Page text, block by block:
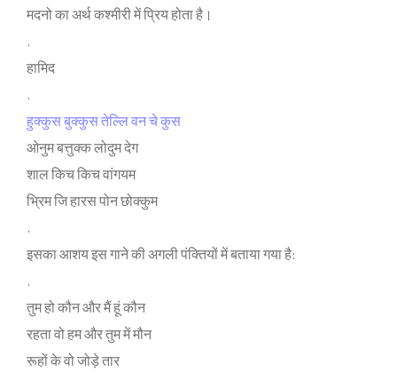
मदनो का अर्थ कश्‍मीरी में प्रिय होता है।
.
हामिद
.
हुक्‍कुस बुक्‍कुस तेल्लि वन चे कुस
ओनुम बत्तुक्‍क लोदुम देग
शाल किच किच वांगयम
भ्रिम जि हारस पोन छोक्‍कुम
.
इसका आशय इस गाने की अगली पंक्‍तियों में बताया गया है:
.
तुम हो कौन और मैं हूं कौन
रहता वो हम और तुम में मौन
रूहों के वो जोड़े तार